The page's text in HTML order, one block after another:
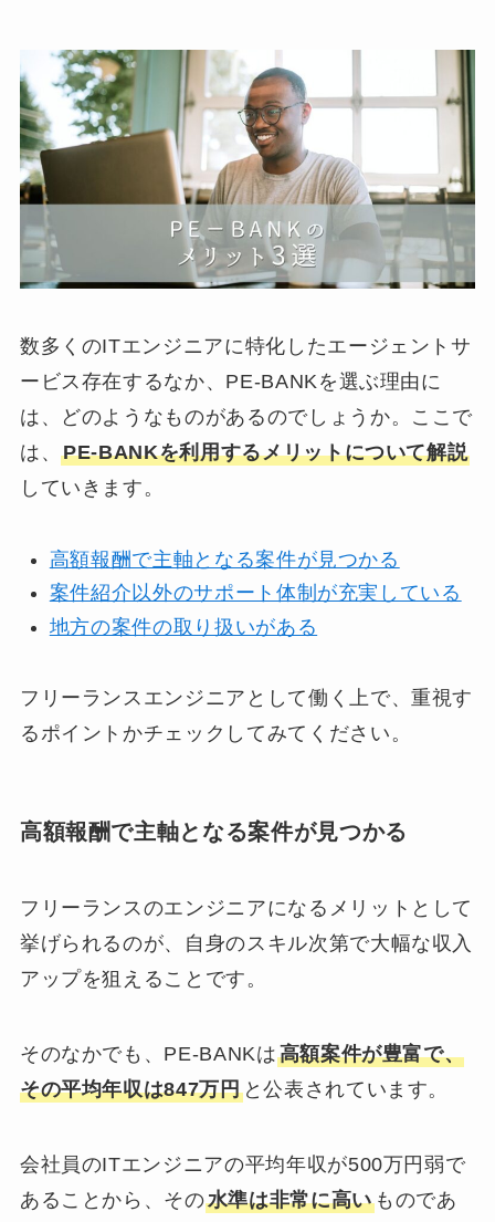
数多くのITエンジニアに特化したエージェントサ
ービス存在するなか、PE-BANKを選ぶ理由に
は、どのようなものがあるのでしょうか。ここで
は、PE-BANKを利用するメリットについて解説
していきます。
高額報酬で主軸となる案件が見つかる
案件紹介以外のサポート体制が充実している
地方の案件の取り扱いがある
フリーランスエンジニアとして働く上で、重視す
るポイントかチェックしてみてください。
高額報酬で主軸となる案件が見つかる
フリーランスのエンジニアになるメリットとして
挙げられるのが、自身のスキル次第で大幅な収入
アップを狙えることです。
そのなかでも、PE-BANKは高額案件が豊富で、
その平均年収は847万円と公表されています。
会社員のITエンジニアの平均年収が500万円弱で
あることから、その水準は非常に高いものであ